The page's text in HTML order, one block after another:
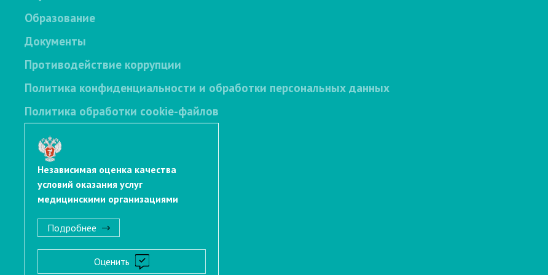
Образование
Документы
Противодействие коррупции
Политика конфиденциальности и обработки персональных данных
Политика обработки cookie-файлов
Независимая оценка качества
условий оказания услуг
медицинскими организациями
Подробнее
Оценить